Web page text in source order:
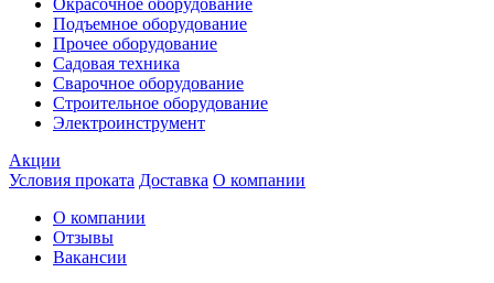
Подъемное оборудование
Прочее оборудование
Садовая техника
Сварочное оборудование
Строительное оборудование
Электроинструмент
Акции
Условия проката Доставка О компании
О компании
Отзывы
Вакансии